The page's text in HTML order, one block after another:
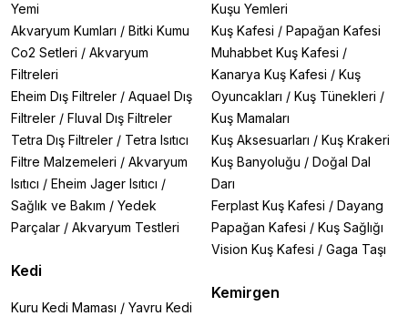
Yemi
Akvaryum Kumları / Bitki Kumu
Co2 Setleri / Akvaryum
Filtreleri
Eheim Dış Filtreler / Aquael Dış
Filtreler / Fluval Dış Filtreler
Tetra Dış Filtreler / Tetra Isıtıcı
Filtre Malzemeleri / Akvaryum
Isıtıcı / Eheim Jager Isıtıcı /
Sağlık ve Bakım / Yedek
Parçalar / Akvaryum Testleri
Kedi
Kuru Kedi Maması / Yavru Kedi
Kuşu Yemleri
Kuş Kafesi / Papağan Kafesi
Muhabbet Kuş Kafesi /
Kanarya Kuş Kafesi / Kuş
Oyuncakları / Kuş Tünekleri /
Kuş Mamaları
Kuş Aksesuarları / Kuş Krakeri
Kuş Banyoluğu / Doğal Dal
Darı
Ferplast Kuş Kafesi / Dayang
Papağan Kafesi / Kuş Sağlığı
Vision Kuş Kafesi / Gaga Taşı
Kemirgen